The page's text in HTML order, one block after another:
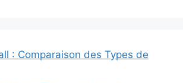
: Comparaison des Types de